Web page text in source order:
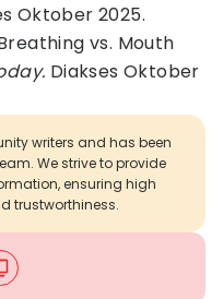
Oktober 2025.
vs. Mouth
Diakses Oktober
writers and has been
We strive to provide
ensuring high
trustworthiness.